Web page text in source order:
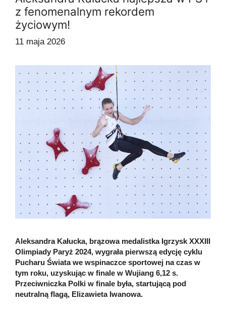
z fenomenalnym rekordem
życiowym!
11 maja 2026
Aleksandra Kałucka, brązowa medalistka Igrzysk XXXIII
Olimpiady Paryż 2024, wygrała pierwszą edycję cyklu
Pucharu Świata we wspinaczce sportowej na czas w
tym roku, uzyskując w finale w Wujiang 6,12 s.
Przeciwniczka Polki w finale była, startującą pod
neutralną flagą, Elizawieta Iwanowa.